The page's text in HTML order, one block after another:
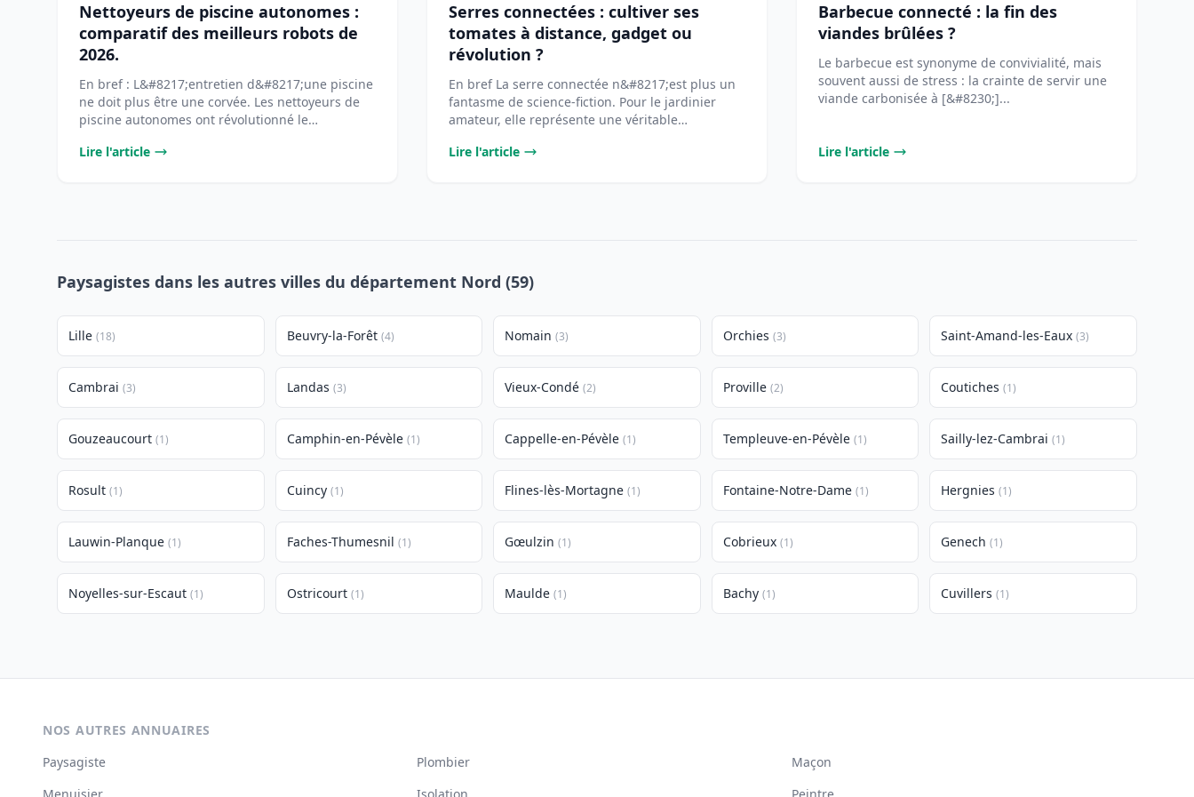
Nettoyeurs de piscine autonomes :
comparatif des meilleurs robots de
2026.
En bref : L&#8217;entretien d&#8217;une piscine
ne doit plus être une corvée. Les nettoyeurs de
piscine autonomes ont révolutionné le
Lire l'article
Serres connectées : cultiver ses
tomates à distance, gadget ou
révolution ?
En bref La serre connectée n&#8217;est plus un
fantasme de science-fiction. Pour le jardinier
amateur, elle représente une véritable
Lire l'article
Barbecue connecté : la fin des
viandes brûlées ?
Le barbecue est synonyme de convivialité, mais
souvent aussi de stress : la crainte de servir une
viande carbonisée à [&#8230;]...
Lire l'article
Paysagistes dans les autres villes du département Nord (59)
Lille (18) Beuvry-la-Forêt (4) Nomain (3) Orchies (3) Saint-Amand-les-Eaux (3)
Cambrai (3) Landas (3) Vieux-Condé (2) Proville (2) Coutiches (1)
Gouzeaucourt (1) Camphin-en-Pévèle (1) Cappelle-en-Pévèle (1) Templeuve-en-Pévèle (1) Sailly-lez-Cambrai (1)
Rosult (1) Cuincy (1) Flines-lès-Mortagne (1) Fontaine-Notre-Dame (1) Hergnies (1)
Lauwin-Planque (1) Faches-Thumesnil (1) Gœulzin (1) Cobrieux (1) Genech (1)
Noyelles-sur-Escaut (1) Ostricourt (1) Maulde (1) Bachy (1) Cuvillers (1)
NOS AUTRES ANNUAIRES
Paysagiste
Plombier
Maçon